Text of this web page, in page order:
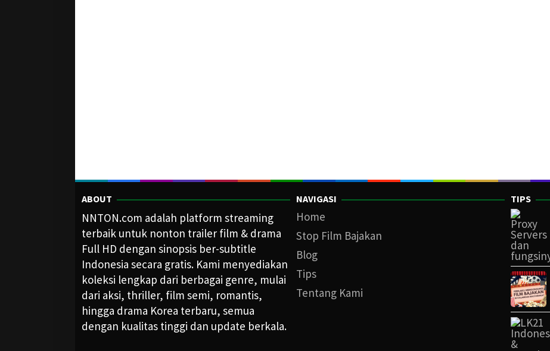
ABOUT
NNTON.com adalah platform streaming
terbaik untuk nonton trailer film & drama
Full HD dengan sinopsis ber-subtitle
Indonesia secara gratis. Kami menyediakan
koleksi lengkap dari berbagai genre, mulai
dari aksi, thriller, film semi, romantis,
hingga drama Korea terbaru, semua
dengan kualitas tinggi dan update berkala.
NAVIGASI
Home
Stop Film Bajakan
Blog
Tips
Tentang Kami
TIPS